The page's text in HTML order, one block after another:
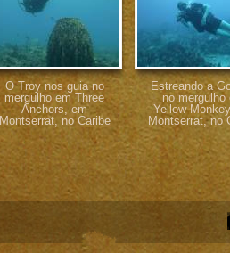
O Troy nos guia no
mergulho em Three
Anchors, em
Montserrat, no Caribe
Estreando a
no mergulho
Yellow
Montserrat, no